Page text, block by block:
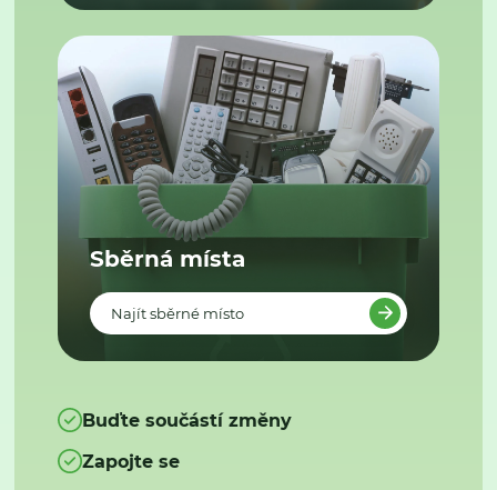
Sběrná místa
Najít sběrné místo
Buďte součástí změny
Zapojte se